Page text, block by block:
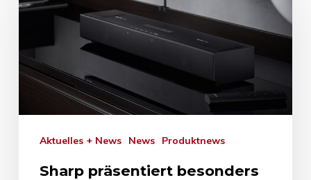
Aktuelles + News News Produktnews
Sharp präsentiert besonders